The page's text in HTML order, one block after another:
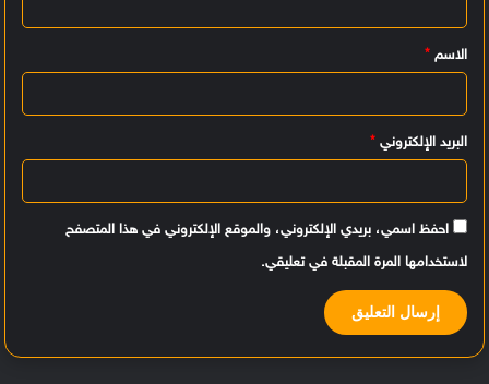
ي
ق
الاسم *
البريد الإلكتروني *
احفظ اسمي، بريدي الإلكتروني، والموقع الإلكتروني في هذا المتصفح
لاستخدامها المرة المقبلة في تعليقي.